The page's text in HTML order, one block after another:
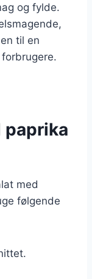
og fylde.
til en
paprika
med
følgende